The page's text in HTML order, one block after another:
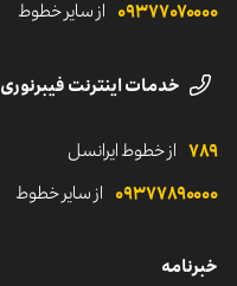
۰۹۳۷۷۰۷۰۰۰۰ از سایر خطوط
خدمات اینترنت فیبرنوری
۷۸۹ از خطوط ایرانسل
۰۹۳۷۷۸۹۰۰۰۰ از سایر خطوط
خبرنامه